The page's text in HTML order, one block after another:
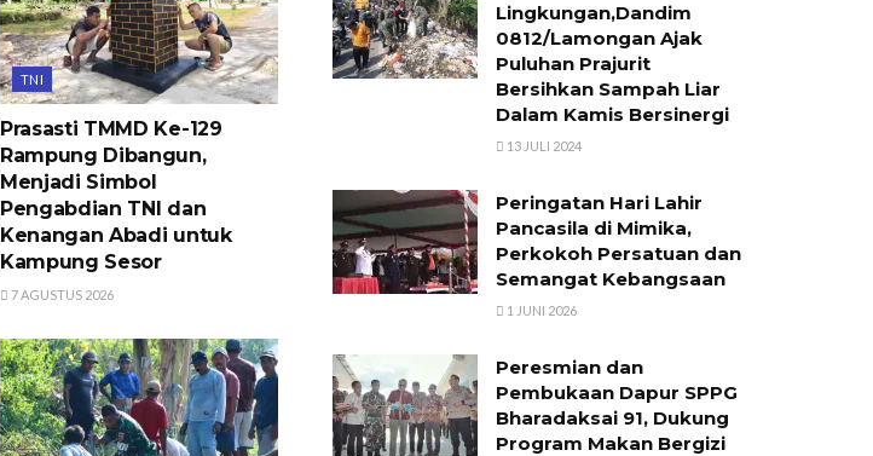
TNI
Prasasti TMMD Ke-129
Rampung Dibangun,
Menjadi Simbol
Pengabdian TNI dan
Kenangan Abadi untuk
Kampung Sesor
7 AGUSTUS 2026
Lingkungan,Dandim
0812/Lamongan Ajak
Puluhan Prajurit
Bersihkan Sampah Liar
Dalam Kamis Bersinergi
13 JULI 2024
Peringatan Hari Lahir
Pancasila di Mimika,
Perkokoh Persatuan dan
Semangat Kebangsaan
1 JUNI 2026
Peresmian dan
Pembukaan Dapur SPPG
Bharadaksai 91, Dukung
Program Makan Bergizi